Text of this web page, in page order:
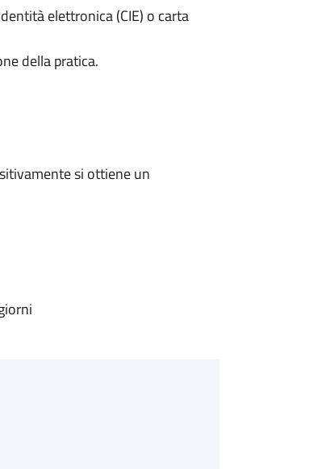
elettronica (CIE) o carta
della pratica.
si ottiene un